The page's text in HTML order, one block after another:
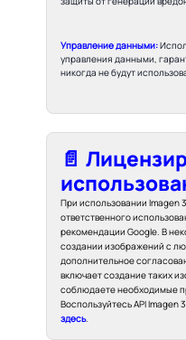
Управление данными:
управления данными,
никогда не будут
📄
При использовании Imagen
ответственного
рекомендации Google. В
создании изображений с
дополнительное
включает создание таких
соблюдаете необходимые
Воспользуйтесь API Imagen
здесь.